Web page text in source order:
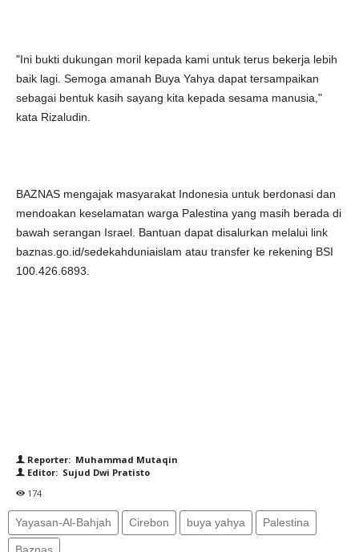
"Ini bukti dukungan moril kepada kami untuk terus bekerja lebih
baik lagi. Semoga amanah Buya Yahya dapat tersampaikan
sebagai bentuk kasih sayang kita kepada sesama manusia,"
kata Rizaludin.
BAZNAS mengajak masyarakat Indonesia untuk berdonasi dan
mendoakan keselamatan warga Palestina yang masih berada di
bawah serangan Israel. Bantuan dapat disalurkan melalui link
baznas.go.id/sedekahduniaislam atau transfer ke rekening BSI
100.426.6893.
Reporter: Muhammad Mutaqin
Editor: Sujud Dwi Pratisto
174
Yayasan-Al-Bahjah Cirebon buya yahya Palestina